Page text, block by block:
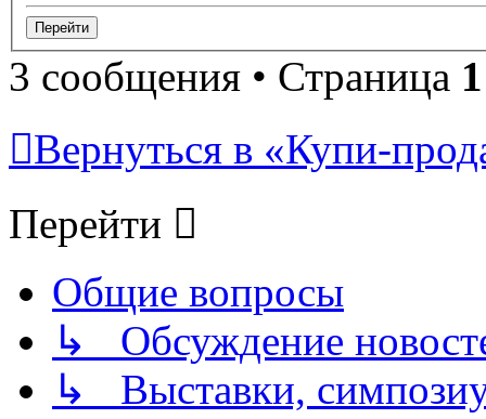
3 сообщения • Страница 1
Вернуться в «Купи-
Перейти
Общие вопросы
↳ Обсуждение
↳ Выставки,